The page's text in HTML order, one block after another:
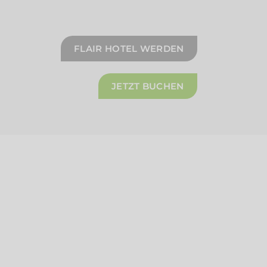
FLAIR HOTEL WERDEN
JETZT BUCHEN